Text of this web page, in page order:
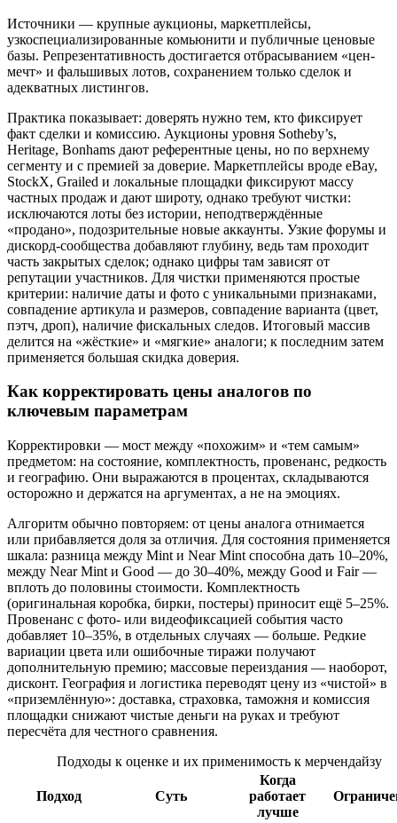
Источники — крупные аукционы, маркетплейсы,
узкоспециализированные комьюнити и публичные ценовые
базы. Репрезентативность достигается отбрасыванием «цен-
мечт» и фальшивых лотов, сохранением только сделок и
адекватных листингов.
Практика показывает: доверять нужно тем, кто фиксирует
факт сделки и комиссию. Аукционы уровня Sotheby’s,
Heritage, Bonhams дают референтные цены, но по верхнему
сегменту и с премией за доверие. Маркетплейсы вроде eBay,
StockX, Grailed и локальные площадки фиксируют массу
частных продаж и дают широту, однако требуют чистки:
исключаются лоты без истории, неподтверждённые
«продано», подозрительные новые аккаунты. Узкие форумы и
дискорд-сообщества добавляют глубину, ведь там проходит
часть закрытых сделок; однако цифры там зависят от
репутации участников. Для чистки применяются простые
критерии: наличие даты и фото с уникальными признаками,
совпадение артикула и размеров, совпадение варианта (цвет,
пэтч, дроп), наличие фискальных следов. Итоговый массив
делится на «жёсткие» и «мягкие» аналоги; к последним затем
применяется большая скидка доверия.
Как корректировать цены аналогов по
ключевым параметрам
Корректировки — мост между «похожим» и «тем самым»
предметом: на состояние, комплектность, провенанс, редкость
и географию. Они выражаются в процентах, складываются
осторожно и держатся на аргументах, а не на эмоциях.
Алгоритм обычно повторяем: от цены аналога отнимается
или прибавляется доля за отличия. Для состояния применяется
шкала: разница между Mint и Near Mint способна дать 10–20%,
между Near Mint и Good — до 30–40%, между Good и Fair —
вплоть до половины стоимости. Комплектность
(оригинальная коробка, бирки, постеры) приносит ещё 5–25%.
Провенанс с фото- или видеофиксацией события часто
добавляет 10–35%, в отдельных случаях — больше. Редкие
вариации цвета или ошибочные тиражи получают
дополнительную премию; массовые переиздания — наоборот,
дисконт. География и логистика переводят цену из «чистой» в
«приземлённую»: доставка, страховка, таможня и комиссия
площадки снижают чистые деньги на руках и требуют
пересчёта для честного сравнения.
Подходы к оценке и их применимость к мерчендайзу
Подход Суть
Когда
работает
лучше